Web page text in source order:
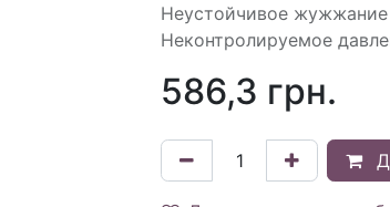
Неустойчивое жужжание
Неконтролируемое
586,3 грн.